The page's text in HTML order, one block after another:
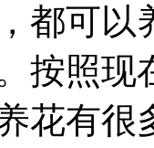
都可
按照现
花有